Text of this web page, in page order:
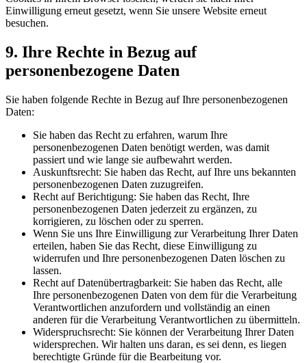
Einwilligung erneut gesetzt, wenn Sie unsere Website erneut
besuchen.
9. Ihre Rechte in Bezug auf
personenbezogene Daten
Sie haben folgende Rechte in Bezug auf Ihre personenbezogenen
Daten:
Sie haben das Recht zu erfahren, warum Ihre
personenbezogenen Daten benötigt werden, was damit
passiert und wie lange sie aufbewahrt werden.
Auskunftsrecht: Sie haben das Recht, auf Ihre uns bekannten
personenbezogenen Daten zuzugreifen.
Recht auf Berichtigung: Sie haben das Recht, Ihre
personenbezogenen Daten jederzeit zu ergänzen, zu
korrigieren, zu löschen oder zu sperren.
Wenn Sie uns Ihre Einwilligung zur Verarbeitung Ihrer Daten
erteilen, haben Sie das Recht, diese Einwilligung zu
widerrufen und Ihre personenbezogenen Daten löschen zu
lassen.
Recht auf Datenübertragbarkeit: Sie haben das Recht, alle
Ihre personenbezogenen Daten von dem für die Verarbeitung
Verantwortlichen anzufordern und vollständig an einen
anderen für die Verarbeitung Verantwortlichen zu übermitteln.
Widerspruchsrecht: Sie können der Verarbeitung Ihrer Daten
widersprechen. Wir halten uns daran, es sei denn, es liegen
berechtigte Gründe für die Bearbeitung vor.